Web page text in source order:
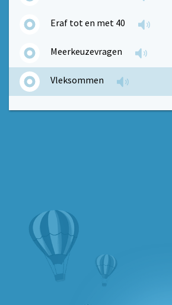
Eraf tot en met 40
Meerkeuzevragen
Vleksommen